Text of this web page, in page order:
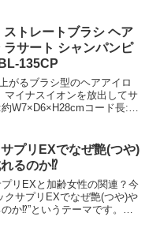
ストレートブラシ ヘア
ラサート シャンパンピ
135CP
がるブラシ型のヘアアイロ
イナスイオンを放出してサ
W7×D6×H28cmコード長:約
が変動します。（約0.12W～
合いが異なって見える場合が
カー保証について保証期間
とメーカー保証書にてお受け
ましたらご一緒に保管をお願
、承っておりません。事前に
さい。
プリEXでなぜ艶(つや)
るのか⁉
リEXと加齢女性の関連？今
クサプリEXでなぜ艶(つや)や
か⁉”というテーマです。現